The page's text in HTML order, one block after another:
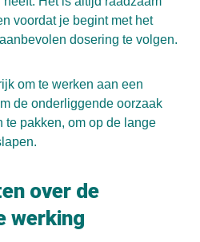
voordat je begint met het
dosering te volgen.
om te werken aan een
de onderliggende oorzaak
te pakken, om op de lange
over de
werking